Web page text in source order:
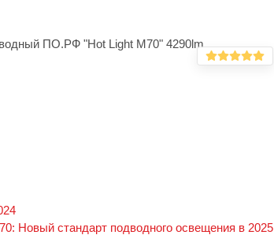
Новый стандарт подводного освещения в 2025